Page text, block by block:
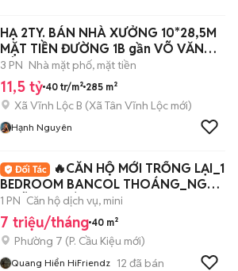
HẠ 2TY. BÁN NHÀ XƯỞNG 10*28,5M
MẶT TIỀN ĐƯỜNG 1B gần VÕ VĂN
VÂN VLB
3 PN Nhà mặt phố, mặt tiền
11,5 tỷ 40 tr/m² 285 m²
Xã Vĩnh Lộc B (Xã Tân Vĩnh Lộc mới)
Hạnh Nguyên
🔥CĂN HỘ MỚI TRỐNG LẠI_1
BEDROOM BANCOL THOÁNG_NGAY
NGÃ TƯ PHÚ NHUẬN
1 PN Căn hộ dịch vụ, mini
7 triệu/tháng 40 m²
Phường 7 (P. Cầu Kiệu mới)
Quang Hiển HiFriendz 12 đã bán